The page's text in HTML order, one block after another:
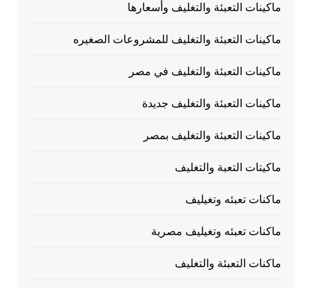
ماكينات التعبئة والتغليف وأسعارها
ماكينات التعبئة والتغليف للمشروعات الصغيره
ماكينات التعبئة والتغليف في مصر
ماكينات التعبئة والتغليف جديدة
ماكينات التعبئة والتغليف بمصر
ماكيتات التعبة والتغليف
ماكنات تعبئه وتغيليف
ماكنات تعبئه وتغيليف مصرية
ماكنات التعبئة والتغليف